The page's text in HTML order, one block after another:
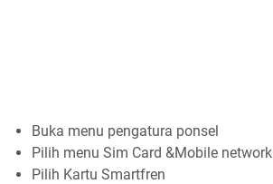
Buka menu pengatura ponsel
Pilih menu Sim Card &Mobile network
Pilih Kartu Smartfren